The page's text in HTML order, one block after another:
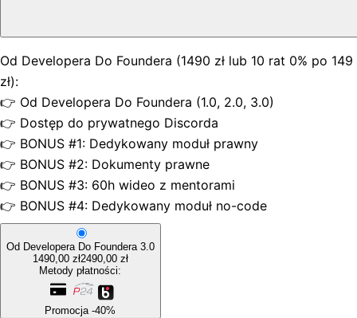
Od Developera Do Foundera (1490 zł lub 10 rat 0% po 149
zł):
👉 Od Developera Do Foundera (1.0, 2.0, 3.0)
👉 Dostęp do prywatnego Discorda
👉 BONUS #1: Dedykowany moduł prawny
👉 BONUS #2: Dokumenty prawne
👉 BONUS #3: 60h wideo z mentorami
👉 BONUS #4: Dedykowany moduł no-code
Od Developera Do Foundera 3.0
1490,00 zł2490,00 zł
Metody płatności:
Promocja -40%